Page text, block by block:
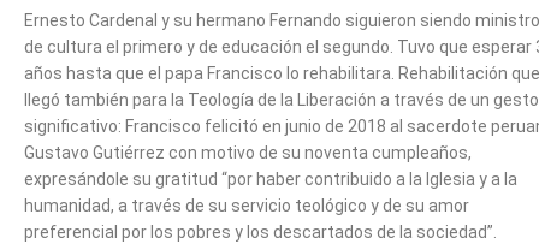
Ernesto Cardenal y su hermano Fernando siguieron siendo
de cultura el primero y de educación el segundo. Tuvo que esperar
años hasta que el papa Francisco lo rehabilitara. Rehabilitación que
llegó también para la Teología de la Liberación a través de un gesto
significativo: Francisco felicitó en junio de 2018 al sacerdote
Gustavo Gutiérrez con motivo de su noventa cumpleaños,
expresándole su gratitud “por haber contribuido a la Iglesia y a la
humanidad, a través de su servicio teológico y de su amor
preferencial por los pobres y los descartados de la sociedad”.